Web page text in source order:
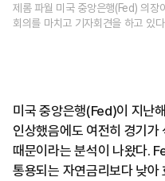
제롬 파월 미국 중앙은행(Fed) 의
회의를 마치고 기자회견을 하고 있
미국 중앙은행(Fed)이 지난
인상했음에도 여전히 경기
때문이라는 분석이 나왔다.
통용되는 자연금리보다 낮아